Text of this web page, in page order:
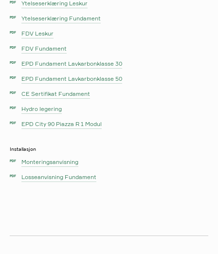
PDF Ytelseserklæring Leskur
PDF Ytelseserklæring Fundament
PDF FDV Leskur
PDF FDV Fundament
PDF EPD Fundament Lavkarbonklasse 30
PDF EPD Fundament Lavkarbonklasse 50
PDF CE Sertifikat Fundament
PDF Hydro legering
PDF EPD City 90 Piazza R 1 Modul
Installasjon
PDF Monteringsanvisning
PDF Losseanvisning Fundament